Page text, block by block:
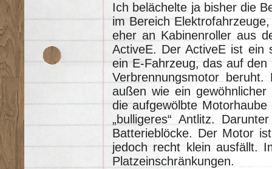
Ich belächelte ja bisher die
im Bereich
eher an Kabinenroller aus
ActiveE. Der ActiveE ist ein
ein E-Fahrzeug, das auf
Verbrennungsmotor
außen wie ein
die aufgewölbte
„bulligeres“ Antlitz.
Batterieblöcke. Der Motor
jedoch recht klein ausfällt.
Platzeinschränkungen.